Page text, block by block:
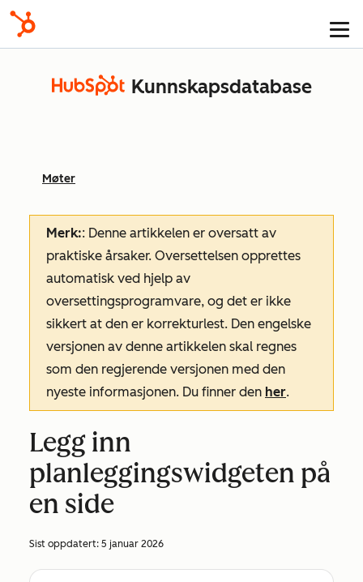
Kunnskapsdatabase
Møter
Merk:: Denne artikkelen er oversatt av
praktiske årsaker. Oversettelsen opprettes
automatisk ved hjelp av
oversettingsprogramvare, og det er ikke
sikkert at den er korrekturlest. Den engelske
versjonen av denne artikkelen skal regnes
som den regjerende versjonen med den
nyeste informasjonen. Du finner den her.
Legg inn
planleggingswidgeten på
en side
Sist oppdatert: 5 januar 2026